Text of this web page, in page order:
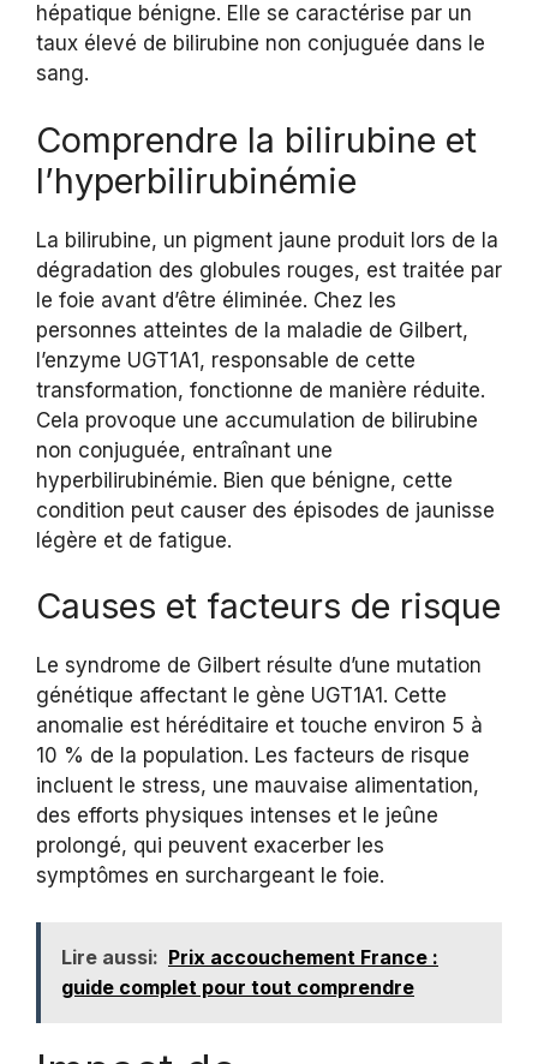
hépatique bénigne. Elle se caractérise par un
taux élevé de bilirubine non conjuguée dans le
sang.
Comprendre la bilirubine et
l’hyperbilirubinémie
La bilirubine, un pigment jaune produit lors de la
dégradation des globules rouges, est traitée par
le foie avant d’être éliminée. Chez les
personnes atteintes de la maladie de Gilbert,
l’enzyme UGT1A1, responsable de cette
transformation, fonctionne de manière réduite.
Cela provoque une accumulation de bilirubine
non conjuguée, entraînant une
hyperbilirubinémie. Bien que bénigne, cette
condition peut causer des épisodes de jaunisse
légère et de fatigue.
Causes et facteurs de risque
Le syndrome de Gilbert résulte d’une mutation
génétique affectant le gène UGT1A1. Cette
anomalie est héréditaire et touche environ 5 à
10 % de la population. Les facteurs de risque
incluent le stress, une mauvaise alimentation,
des efforts physiques intenses et le jeûne
prolongé, qui peuvent exacerber les
symptômes en surchargeant le foie.
Lire aussi: Prix accouchement France :
guide complet pour tout comprendre